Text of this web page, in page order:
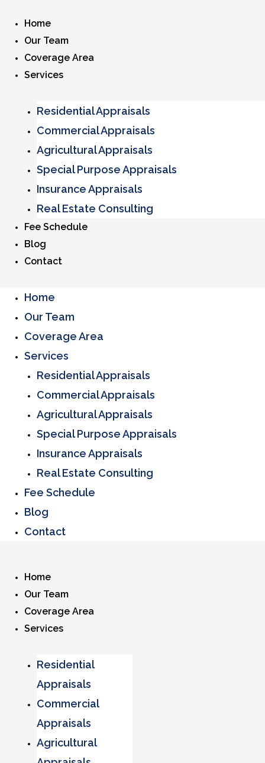
Home
Our Team
Coverage Area
Services
Residential Appraisals
Commercial Appraisals
Agricultural Appraisals
Special Purpose Appraisals
Insurance Appraisals
Real Estate Consulting
Fee Schedule
Blog
Contact
Home
Our Team
Coverage Area
Services
Residential Appraisals
Commercial Appraisals
Agricultural Appraisals
Special Purpose Appraisals
Insurance Appraisals
Real Estate Consulting
Fee Schedule
Blog
Contact
Home
Our Team
Coverage Area
Services
Residential
Appraisals
Commercial
Appraisals
Agricultural